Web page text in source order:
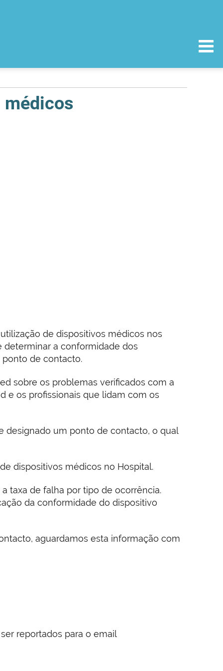
médicos
de dispositivos médicos nos
a conformidade dos
de contacto.
sobre os problemas verificados com a
e os profissionais que lidam com os
designado um ponto de contacto, o qual
dispositivos médicos no Hospital.
taxa de falha por tipo de ocorrência.
da conformidade do dispositivo
aguardamos esta informação com
reportados para o email